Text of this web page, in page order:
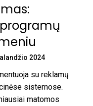
2024
su reklamų
sistemose.
matomos